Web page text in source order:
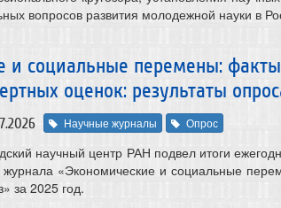
вопросов развития молодежной науки в
и социальные перемены:
оценок: результаты
Научные журналы Опрос
научный центр РАН подвел итоги
журнала «Экономические и социальные
за 2025 год.